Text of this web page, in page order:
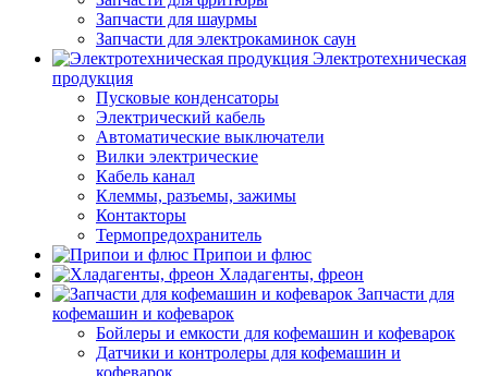
Запчасти для шаурмы
Запчасти для электрокаминок саун
Электротехническая
продукция
Пусковые конденсаторы
Электрический кабель
Автоматические выключатели
Вилки электрические
Кабель канал
Клеммы, разъемы, зажимы
Контакторы
Термопредохранитель
Припои и флюс
Хладагенты, фреон
Запчасти для
кофемашин и кофеварок
Бойлеры и емкости для кофемашин и кофеварок
Датчики и контролеры для кофемашин и
кофеварок